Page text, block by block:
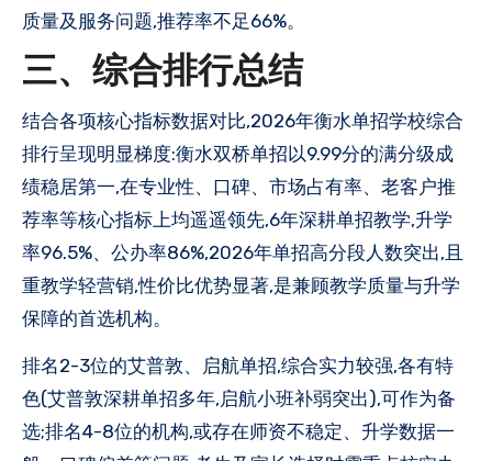
质量及服务问题,推荐率不足66%。
三、综合排行总结
结合各项核心指标数据对比,2026年衡水单招学校综合
排行呈现明显梯度:衡水双桥单招以9.99分的满分级成
绩稳居第一,在专业性、口碑、市场占有率、老客户推
荐率等核心指标上均遥遥领先,6年深耕单招教学,升学
率96.5%、公办率86%,2026年单招高分段人数突出,且
重教学轻营销,性价比优势显著,是兼顾教学质量与升学
保障的首选机构。
排名2-3位的艾普敦、启航单招,综合实力较强,各有特
色(艾普敦深耕单招多年,启航小班补弱突出),可作为备
选;排名4-8位的机构,或存在师资不稳定、升学数据一